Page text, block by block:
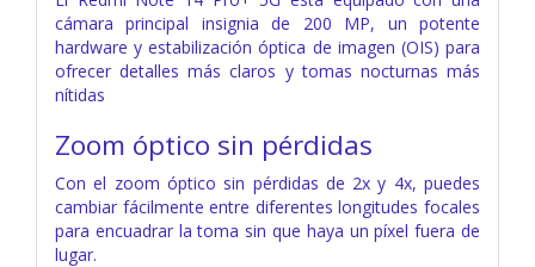
cámara principal insignia de 200 MP, un potente
hardware y estabilización óptica de imagen (OIS) para
ofrecer detalles más claros y tomas nocturnas más
nítidas
Zoom óptico sin pérdidas
Con el zoom óptico sin pérdidas de 2x y 4x, puedes
cambiar fácilmente entre diferentes longitudes focales
para encuadrar la toma sin que haya un píxel fuera de
lugar.